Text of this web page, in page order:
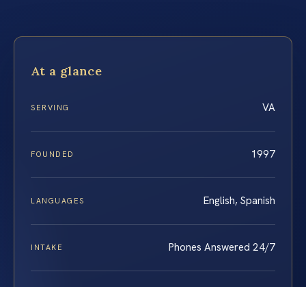
At a glance
SERVING VA
FOUNDED 1997
LANGUAGES English, Spanish
INTAKE Phones Answered 24/7